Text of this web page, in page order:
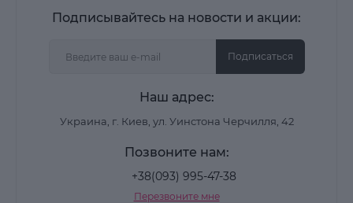
Подписывайтесь на новости и акции:
Подписаться
Наш адрес:
Украина, г. Киев, ул. Уинстона Черчилля, 42
Позвоните нам:
+38(093) 995-47-38
Перезвоните мне